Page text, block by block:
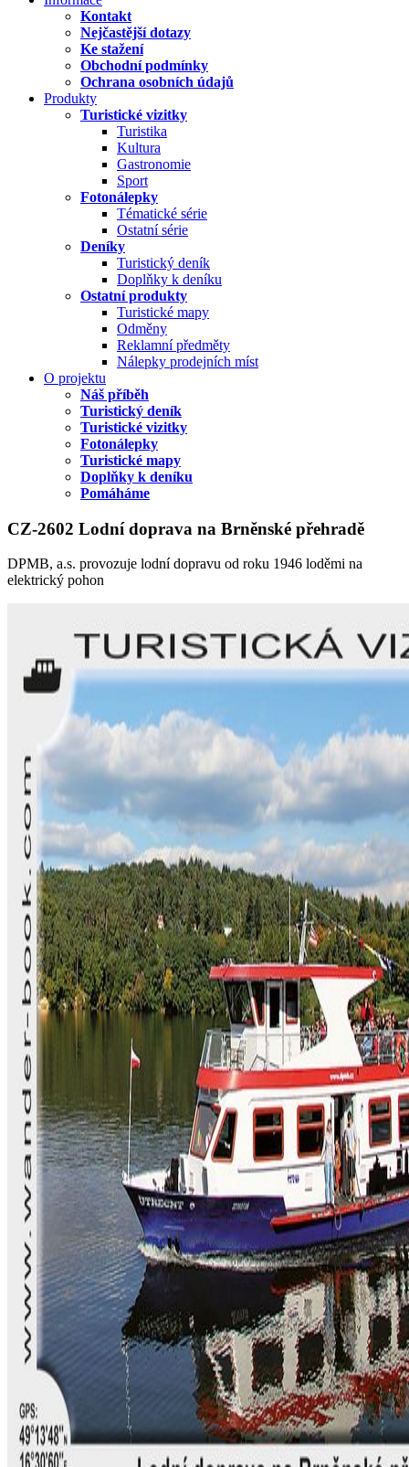
Kontakt
Nejčastější dotazy
Ke stažení
Obchodní podmínky
Ochrana osobních údajů
Produkty
Turistické vizitky
Turistika
Kultura
Gastronomie
Sport
Fotonálepky
Tématické série
Ostatní série
Deníky
Turistický deník
Doplňky k deníku
Ostatní produkty
Turistické mapy
Odměny
Reklamní předměty
Nálepky prodejních míst
O projektu
Náš příběh
Turistický deník
Turistické vizitky
Fotonálepky
Turistické mapy
Doplňky k deníku
Pomáháme
CZ-2602 Lodní doprava na Brněnské přehradě
DPMB, a.s. provozuje lodní dopravu od roku 1946 loděmi na
elektrický pohon